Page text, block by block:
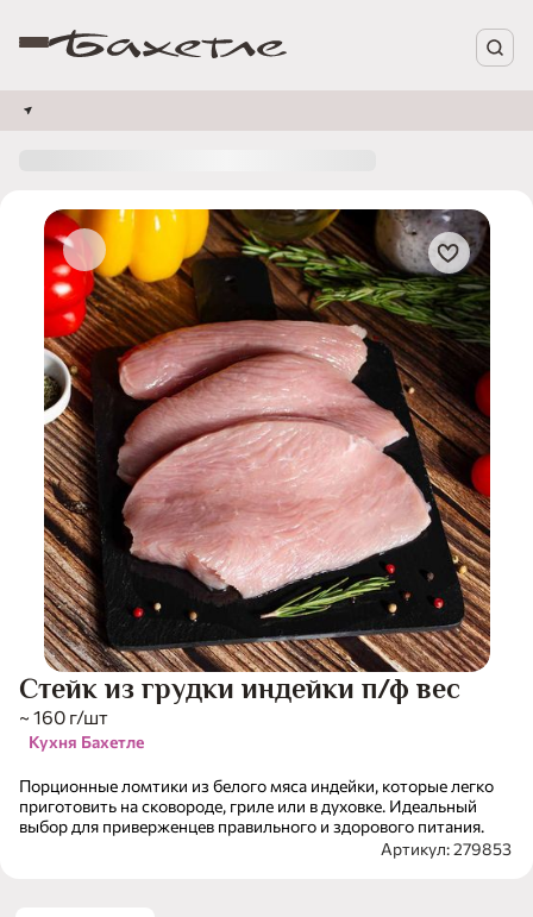
Стейк из грудки индейки п/ф вес
~ 160 г/шт
Кухня Бахетле
Порционные ломтики из белого мяса индейки, которые легко
приготовить на сковороде, гриле или в духовке. Идеальный
выбор для приверженцев правильного и здорового питания.
Артикул: 279853